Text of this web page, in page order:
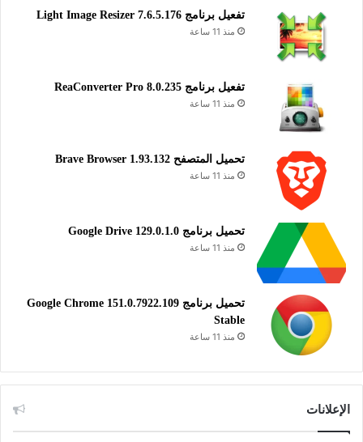
تفعيل برنامج Light Image Resizer 7.6.5.176
منذ 11 ساعة
تفعيل برنامج ReaConverter Pro 8.0.235
منذ 11 ساعة
تحميل المتصفح Brave Browser 1.93.132
منذ 11 ساعة
تحميل برنامج Google Drive 129.0.1.0
منذ 11 ساعة
تحميل برنامج Google Chrome 151.0.7922.109
Stable
منذ 11 ساعة
الإعلانات